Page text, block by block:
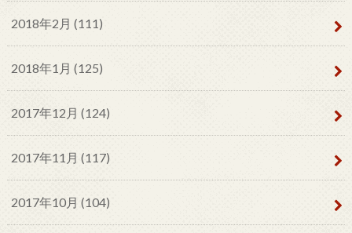
2018年2月 (111)
2018年1月 (125)
2017年12月 (124)
2017年11月 (117)
2017年10月 (104)